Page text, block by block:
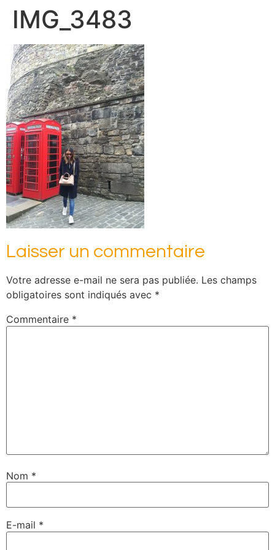
IMG_3483
Laisser un commentaire
Votre adresse e-mail ne sera pas publiée. Les champs
obligatoires sont indiqués avec *
Commentaire *
Nom *
E-mail *